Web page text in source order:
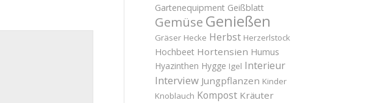
Gartenequipment Geißblatt
Gemüse Genießen
Gräser Hecke Herbst Herzerlstock
Hochbeet Hortensien Humus
Hyazinthen Hygge Igel Interieur
Interview Jungpflanzen Kinder
Knoblauch Kompost Kräuter